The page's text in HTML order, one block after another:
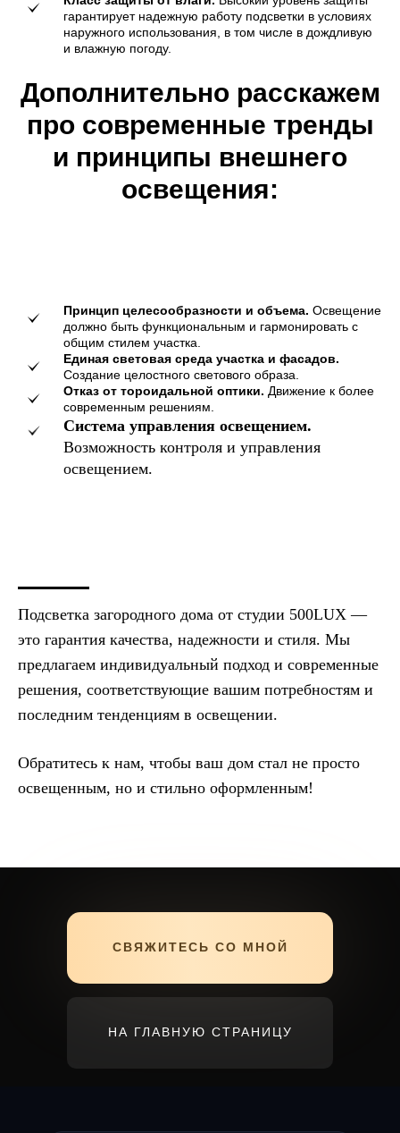
гарантирует надежную работу подсветки в условиях
наружного использования, в том числе в дождливую
и влажную погоду.
Дополнительно расскажем
про современные тренды
и принципы внешнего
освещения:
Принцип целесообразности и объема. Освещение
должно быть функциональным и гармонировать с
общим стилем участка.
Единая световая среда участка и фасадов.
Создание целостного светового образа.
Отказ от тороидальной оптики. Движение к более
современным решениям.
Система управления освещением.
Возможность контроля и управления
освещением.
Подсветка загородного дома от студии 500LUX —
это гарантия качества, надежности и стиля. Мы
предлагаем индивидуальный подход и современные
решения, соответствующие вашим потребностям и
последним тенденциям в освещении.
Обратитесь к нам, чтобы ваш дом стал не просто
освещенным, но и стильно оформленным!
НА ГЛАВНУЮ СТРАНИЦУ
СВЯЖИТЕСЬ СО МНОЙ